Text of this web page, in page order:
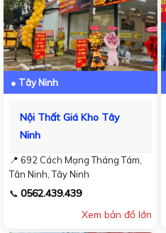
● Tây Ninh
Nội Thất Giá Kho Tây
Ninh
📍 692 Cách Mạng Tháng Tám,
Tân Ninh, Tây Ninh
📞 0562.439.439
Xem bản đồ lớn